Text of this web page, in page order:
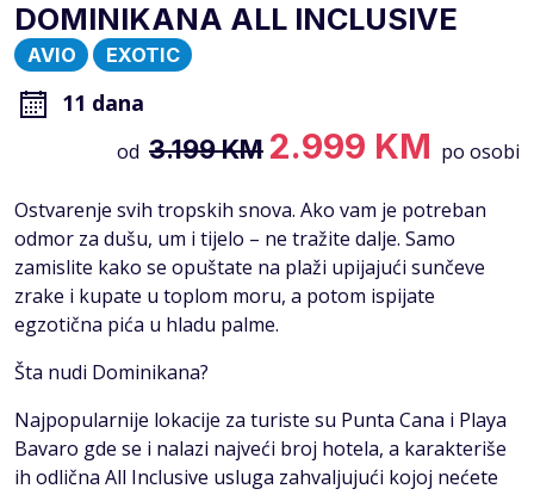
DOMINIKANA ALL INCLUSIVE
AVIO EXOTIC
11 dana
od 3.199 KM 2.999 KM po osobi
Ostvarenje svih tropskih snova. Ako vam je potreban
odmor za dušu, um i tijelo – ne tražite dalje. Samo
zamislite kako se opuštate na plaži upijajući sunčeve
zrake i kupate u toplom moru, a potom ispijate
egzotična pića u hladu palme.
Šta nudi Dominikana?
Najpopularnije lokacije za turiste su Punta Cana i Playa
Bavaro gde se i nalazi najveći broj hotela, a karakteriše
ih odlična All Inclusive usluga zahvaljujući kojoj nećete